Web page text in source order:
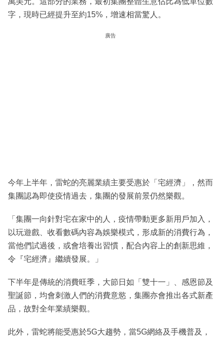
字，現時已經提升至約15%，增速相當驚人。
廣告
今年上半年，雷蛇的亮麗業績主要受惠於「宅經濟」，然而
集團認為即使疫情過去，集團的發展前景仍然樂觀。
「集團一向針對宅在家中的人，疫情帶動更多新用戶加入，
以玩遊戲、收看數碼內容為娛樂模式，形成新的消費行為，
當他們試過後，或會培養出習慣，配合內容上的創新思維，
令『宅經濟』繼續發展。」
下半年是傳統的消費旺季，大節日如「雙十一」、感恩節及
聖誕節，均會刺激人們的消費意慾，集團亦會推出各式新產
品，故對全年業績樂觀。
此外，雷蛇將能受惠於5G大趨勢，當5G網絡及手機普及，